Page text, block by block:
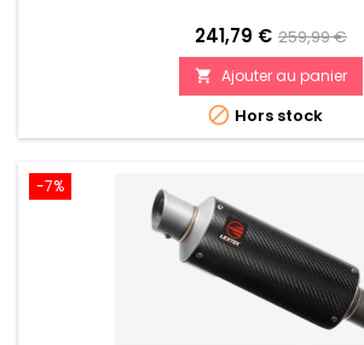
Prix
241,79 € Prix
de
référence
259,99 €
 Ajouter au panier
 Hors stock
-7%